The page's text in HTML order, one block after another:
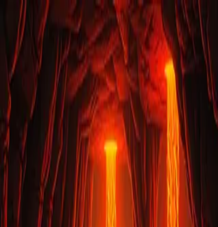
アニメ風背景画像